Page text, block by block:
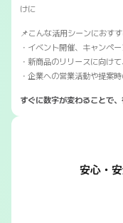
けに
📌こんな活用シーンにおす
・イベント開催、キャンペ
・新商品のリリースに向け
・企業への営業活動や提案時
すぐに数字が変わることで
安心・